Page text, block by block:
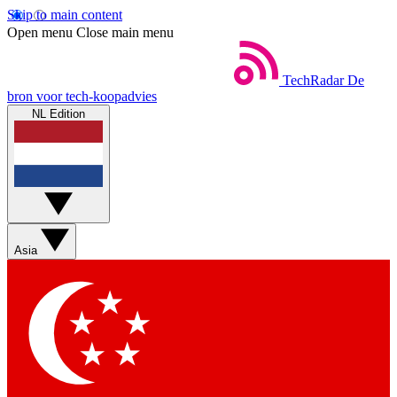
Skip to main content
Open menu Close main menu
TechRadar De
bron voor tech-koopadvies
NL Edition
Asia